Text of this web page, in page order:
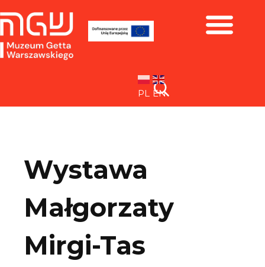
PL EN
Wystawa
Małgorzaty
Mirgi-Tas